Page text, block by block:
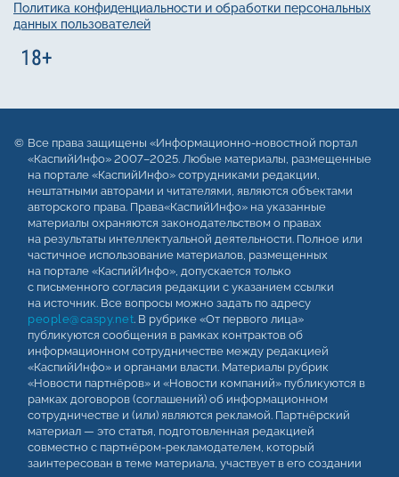
Политика конфиденциальности и обработки персональных
данных пользователей
Все права защищены «Информационно-новостной портал
«КаспийИнфо» 2007–2025. Любые материалы, размещенные
на портале «КаспийИнфо» сотрудниками редакции,
нештатными авторами и читателями, являются объектами
авторского права. Права«КаспийИнфо» на указанные
материалы охраняются законодательством о правах
на результаты интеллектуальной деятельности. Полное или
частичное использование материалов, размещенных
на портале «КаспийИнфо», допускается только
с письменного согласия редакции с указанием ссылки
на источник. Все вопросы можно задать по адресу
people@caspy.net. В рубрике «От первого лица»
публикуются сообщения в рамках контрактов об
информационном сотрудничестве между редакцией
«КаспийИнфо» и органами власти. Материалы рубрик
«Новости партнёров» и «Новости компаний» публикуются в
рамках договоров (соглашений) об информационном
сотрудничестве и (или) являются рекламой. Партнёрский
материал — это статья, подготовленная редакцией
совместно с партнёром-рекламодателем, который
заинтересован в теме материала, участвует в его создании